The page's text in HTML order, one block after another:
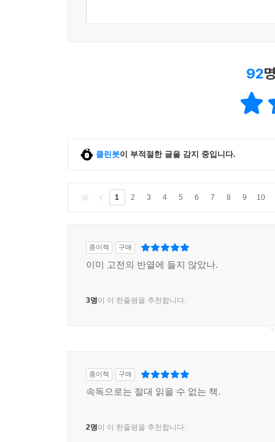
92
클린봇이 부적절한 글을 감지 중입니다.
1 2 3 4 5 6 7 8 9 10
종이책 구매
이미 고전의 반열에 들지 않았나.
3명이 이 한줄평을 추천합니다.
종이책 구매
속독으로는 절대 읽을 수 없는 책.
2명이 이 한줄평을 추천합니다.